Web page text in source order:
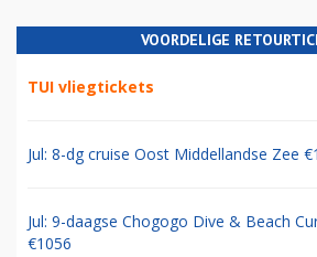
VOORDELIGE
TUI vliegtickets
Jul: 8-dg cruise Oost Middellandse Zee
Jul: 9-daagse Chogogo Dive & Beach
€1056